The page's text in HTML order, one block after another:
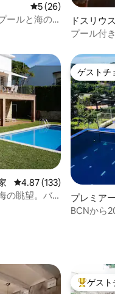
レビュー26件、5つ
5 (26)
ールと海の
ドスリウ
プール付
レビュー133件、5つ星
4.87 (133)
の眺望。バ
ゲストチ
ゲストチ
プレミア
軒家
BCNから
。 大好評
ゲスト